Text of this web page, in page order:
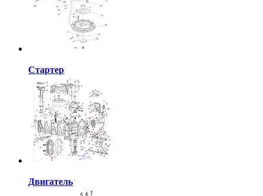
Стартер
Двигатель